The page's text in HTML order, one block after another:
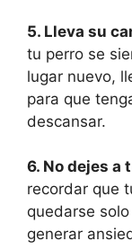
5. Lleva su
tu perro se
lugar nuevo,
para que
descansar.
6. No dejes a
recordar que
quedarse
generar